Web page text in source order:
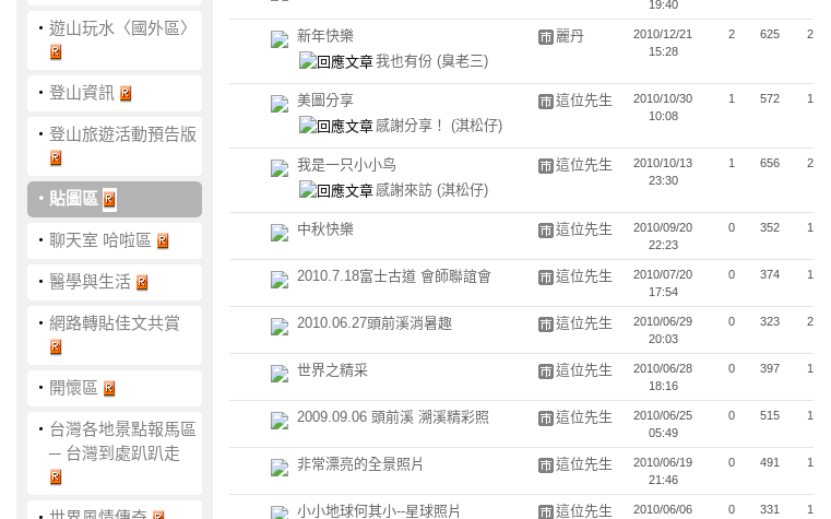
‧ 遊山玩水〈國外區〉
‧ 登山資訊
‧ 登山旅遊活動預告版
‧ 貼圖區
‧ 聊天室 哈啦區
‧ 醫學與生活
‧ 網路轉貼佳文共賞
‧ 開懷區
‧ 台灣各地景點報馬區
─ 台灣到處趴趴走
19:40
新年快樂
我也有份 (臭老三)
麗丹
2010/12/21
15:28
2 625 2
美圖分享
感謝分享！ (淇松仔)
這位先生
2010/10/30
10:08
1 572 1
我是一只小小鸟
感謝來訪 (淇松仔)
這位先生
2010/10/13
23:30
1 656 2
中秋快樂 這位先生
2010/09/20
22:23
0 352 1
2010.7.18富士古道 會師聯誼會 這位先生
2010/07/20
17:54
0 374 1
2010.06.27頭前溪消暑趣 這位先生
2010/06/29
20:03
0 323 2
世界之精采 這位先生
2010/06/28
18:16
0 397 1
2009.09.06 頭前溪 溯溪精彩照 這位先生
2010/06/25
05:49
0 515 1
非常漂亮的全景照片 這位先生
2010/06/19
21:46
0 491 1
小小地球何其小--星球照片 這位先生
2010/06/06
0 331 1